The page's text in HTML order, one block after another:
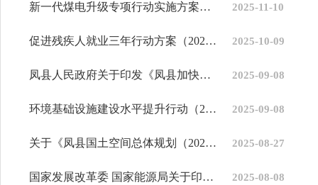
新一代煤电升级专项行动实施方案（2025—2027年） 2025-11-10
促进残疾人就业三年行动方案（2025—2027年） 2025-10-09
凤县人民政府关于印发《凤县加快推进农村供水工程建设管理工作实施... 2025-09-08
环境基础设施建设水平提升行动（2023—2025年） 2025-09-08
关于《凤县国土空间总体规划（2021-2035年）》的批后公告 2025-08-27
国家发展改革委 国家能源局关于印发《煤电低碳化改造建设行动方案（... 2025-08-08